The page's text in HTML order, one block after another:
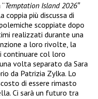
Temptation Island 2026″
coppia più discussa di
scoppiate dopo
realizzati durante una
a loro rivolte, la
continuare col loro
volta separato da Sara
da Patrizia Zylka. Lo
di essere rimasto
Ci sarà un futuro tra